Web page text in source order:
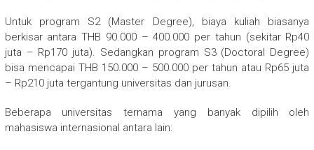
Untuk program S2 (Master Degree), biaya kuliah biasanya
berkisar antara THB 90.000 – 400.000 per tahun (sekitar Rp40
juta – Rp170 juta). Sedangkan program S3 (Doctoral Degree)
bisa mencapai THB 150.000 – 500.000 per tahun atau Rp65 juta
– Rp210 juta tergantung universitas dan jurusan.
Beberapa universitas ternama yang banyak dipilih oleh
mahasiswa internasional antara lain: